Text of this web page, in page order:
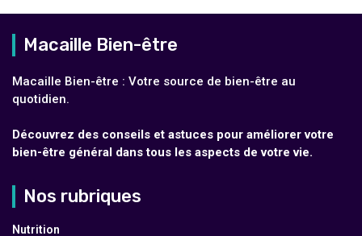
Macaille Bien-être
Macaille Bien-être : Votre source de bien-être au
quotidien.
Découvrez des conseils et astuces pour améliorer votre
bien-être général dans tous les aspects de votre vie.
Nos rubriques
Nutrition